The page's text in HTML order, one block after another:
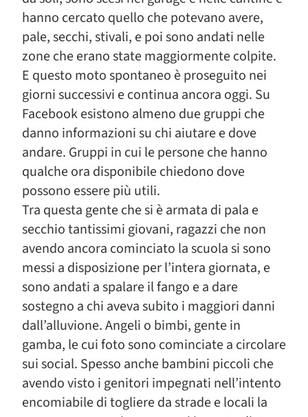
hanno cercato quello che potevano avere,
pale, secchi, stivali, e poi sono andati nelle
zone che erano state maggiormente colpite.
E questo moto spontaneo è proseguito nei
giorni successivi e continua ancora oggi. Su
Facebook esistono almeno due gruppi che
danno informazioni su chi aiutare e dove
andare. Gruppi in cui le persone che hanno
qualche ora disponibile chiedono dove
possono essere più utili.
Tra questa gente che si è armata di pala e
secchio tantissimi giovani, ragazzi che non
avendo ancora cominciato la scuola si sono
messi a disposizione per l’intera giornata, e
sono andati a spalare il fango e a dare
sostegno a chi aveva subito i maggiori danni
dall’alluvione. Angeli o bimbi, gente in
gamba, le cui foto sono cominciate a circolare
sui social. Spesso anche bambini piccoli che
avendo visto i genitori impegnati nell’intento
encomiabile di togliere da strade e locali la